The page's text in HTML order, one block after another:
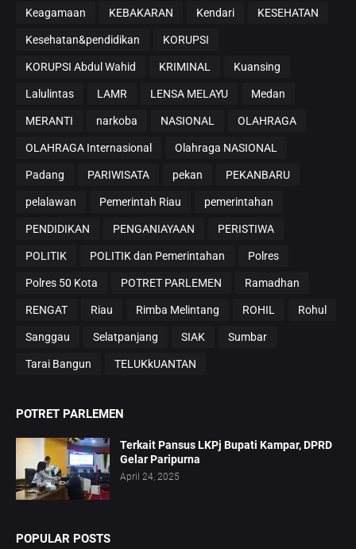
Keagamaan KEBAKARAN Kendari KESEHATAN
Kesehatan&pendidikan KORUPSI
KORUPSI Abdul Wahid KRIMINAL Kuansing
Lalulintas LAMR LENSA MELAYU Medan
MERANTI narkoba NASIONAL OLAHRAGA
OLAHRAGA Internasional Olahraga NASIONAL
Padang PARIWISATA pekan PEKANBARU
pelalawan Pemerintah Riau pemerintahan
PENDIDIKAN PENGANIAYAAN PERISTIWA
POLITIK POLITIK dan Pemerintahan Polres
Polres 50 Kota POTRET PARLEMEN Ramadhan
RENGAT Riau Rimba Melintang ROHIL Rohul
Sanggau Selatpanjang SIAK Sumbar
Tarai Bangun TELUKkUANTAN
POTRET PARLEMEN
Terkait Pansus LKPj Bupati Kampar, DPRD
Gelar Paripurna
April 24, 2025
POPULAR POSTS